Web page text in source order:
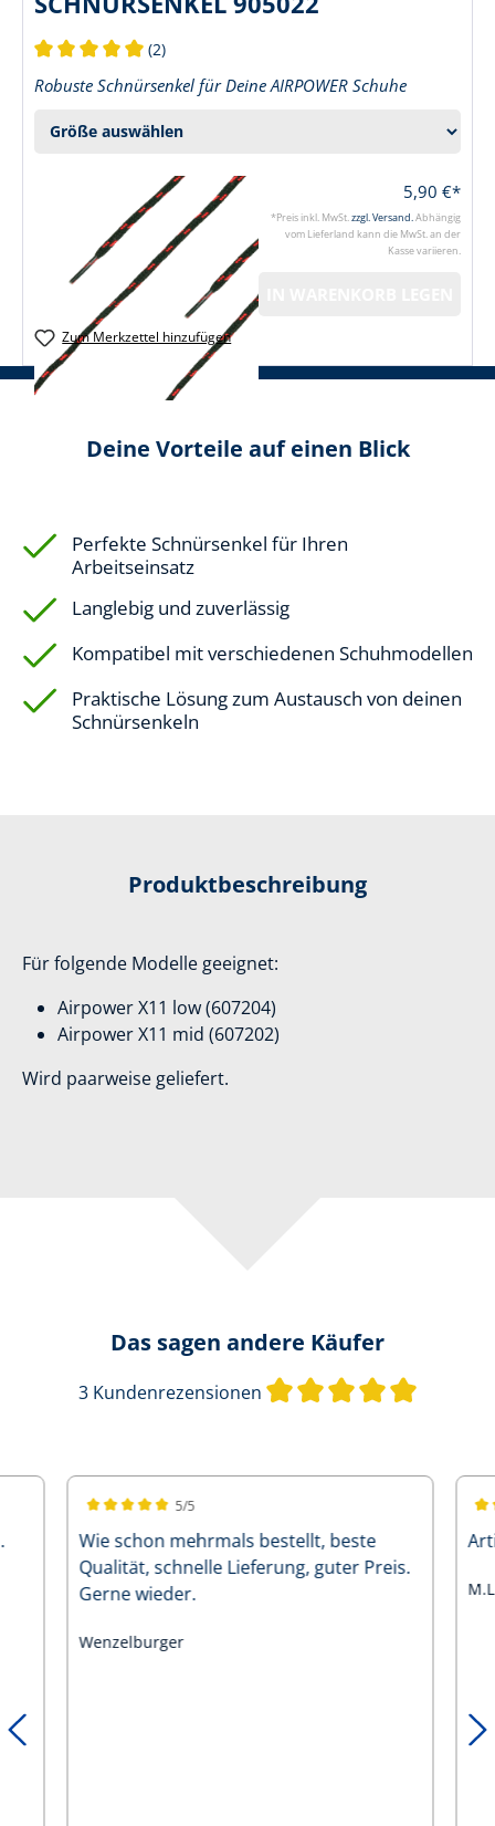
(2)
Robuste Schnürsenkel für Deine AIRPOWER Schuhe
5,90 €*
*Preis inkl. MwSt. zzgl. Versand. Abhängig
vom Lieferland kann die MwSt. an der
Kasse variieren.
Zum Merkzettel hinzufügen
Deine Vorteile auf einen Blick
Perfekte Schnürsenkel für Ihren
Arbeitseinsatz
Langlebig und zuverlässig
Kompatibel mit verschiedenen Schuhmodellen
Praktische Lösung zum Austausch von deinen
Schnürsenkeln
Produktbeschreibung
Für folgende Modelle geeignet:
Airpower X11 low (607204)
Airpower X11 mid (607202)
Wird paarweise geliefert.
Das sagen andere Käufer
3 Kundenrezensionen
5/5
Wie schon mehrmals bestellt, beste
Qualität, schnelle Lieferung, guter Preis.
Gerne wieder.
Wenzelburger